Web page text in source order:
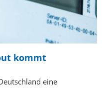
kommt
eine